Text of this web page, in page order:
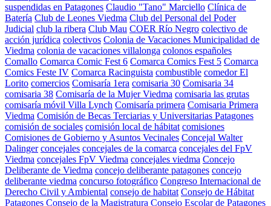
suspendidas en Patagones Claudio "Tano" Marciello Clínica de
Batería Club de Leones Viedma Club del Personal del Poder
Judicial club la ribera Club Mau COER Río Negro colectivo de
acción jurídica colectivos Colonia de Vacaciones Municipalidad de
Viedma colonia de vacaciones villalonga colonos españoles
Comallo Comarca Comic Fest 6 Comarca Comics Fest 5 Comarca
Comics Feste IV Comarca Racinguista combustible comedor El
Lorito comercios Comisaría 1era comisaria 30 Comisaria 34
comisaria 38 Comisaría de la Mujer Viedma comisaria las grutas
comisaría móvil Villa Lynch Comisaría primera Comisaria Primera
Viedma Comisión de Becas Terciarias y Universitarias Patagones
comisión de sociales comisión local de hábitat comisiones
Comisiones de Gobierno y Asuntos Vecinales Concejal Walter
Dalinger concejales concejales de la comarca concejales del FpV
Viedma concejales FpV Viedma concejales viedma Concejo
Deliberante de Viedma concejo deliberante patagones concejo
deliberante viedma concurso fotográfico Congreso Internacional de
Derecho Civil y Ambiental consejo de habitat Consejo de Hábitat
Patagones Consejo de la Magistratura Consejo Escolar de Patagones